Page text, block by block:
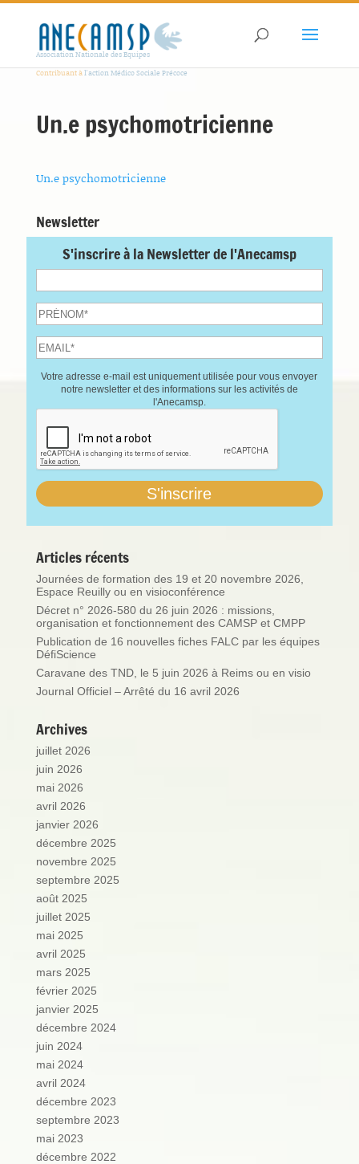
Association Nationale des Equipes
Contribuant àl'action Médico Sociale Précoce
Un.e psychomotricienne
Un.e psychomotricienne
Newsletter
S'inscrire à la Newsletter de l'Anecamsp
Votre adresse e-mail est uniquement utilisée pour vous envoyer
notre newsletter et des informations sur les activités de
l'Anecamsp.
Articles récents
Journées de formation des 19 et 20 novembre 2026,
Espace Reuilly ou en visioconférence
Décret n° 2026-580 du 26 juin 2026 : missions,
organisation et fonctionnement des CAMSP et CMPP
Publication de 16 nouvelles fiches FALC par les équipes
DéfiScience
Caravane des TND, le 5 juin 2026 à Reims ou en visio
Journal Officiel – Arrêté du 16 avril 2026
Archives
juillet 2026
juin 2026
mai 2026
avril 2026
janvier 2026
décembre 2025
novembre 2025
septembre 2025
août 2025
juillet 2025
mai 2025
avril 2025
mars 2025
février 2025
janvier 2025
décembre 2024
juin 2024
mai 2024
avril 2024
décembre 2023
septembre 2023
mai 2023
décembre 2022